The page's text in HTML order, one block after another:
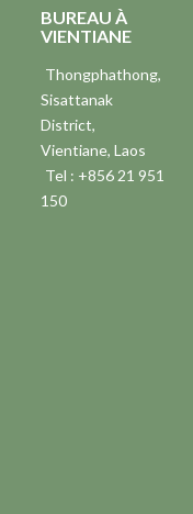
BUREAU À
VIENTIANE
Thongphathong,
Sisattanak
District,
Vientiane, Laos
Tel : +856 21 951
150